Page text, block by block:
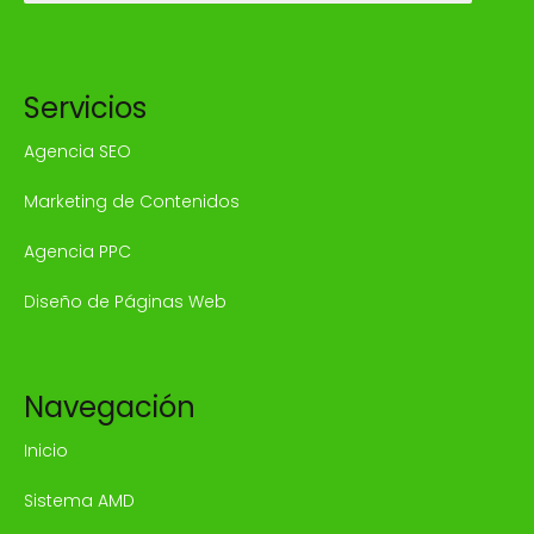
Servicios
Agencia SEO
Marketing de Contenidos
Agencia PPC
Diseño de Páginas Web
Navegación
Inicio
Sistema AMD